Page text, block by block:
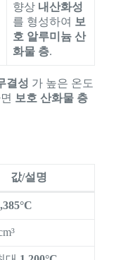
향상 내산화성
를 형성하여 보
호 알루미늄 산
화물 층.
결성 가 높은 온도
보호 산화물 층
값/설명